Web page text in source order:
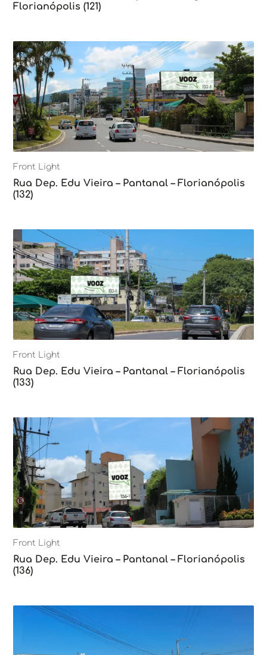
Florianópolis (121)
Front Light
Rua Dep. Edu Vieira – Pantanal – Florianópolis
(132)
Front Light
Rua Dep. Edu Vieira – Pantanal – Florianópolis
(133)
Front Light
Rua Dep. Edu Vieira – Pantanal – Florianópolis
(136)